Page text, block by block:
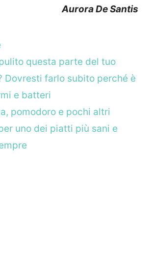
Aurora De Santis
questa parte del tuo
Dovresti farlo subito perché è
e batteri
pomodoro e pochi altri
uno dei piatti più sani e